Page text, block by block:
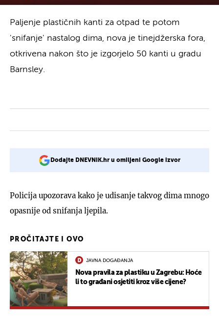
Paljenje plastičnih kanti za otpad te potom
'snifanje' nastalog dima, nova je tinejdžerska fora,
otkrivena nakon što je izgorjelo 50 kanti u gradu
Barnsley.
Dodajte DNEVNIK.hr u omiljeni Google izvor
Policija upozorava kako je udisanje takvog dima mnogo
opasnije od snifanja ljepila.
PROČITAJTE I OVO
JAVNA DOGAĐANJA
Nova pravila za plastiku u Zagrebu: Hoće
li to građani osjetiti kroz više cijene?